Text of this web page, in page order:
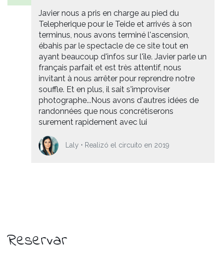
Javier nous a pris en charge au pied du
Telepherique pour le Teide et arrivés à son
terminus, nous avons terminé l'ascension,
ébahis par le spectacle de ce site tout en
ayant beaucoup d'infos sur l'île. Javier parle un
français parfait et est très attentif, nous
invitant à nous arrêter pour reprendre notre
souffle. Et en plus, il sait s'improviser
photographe...Nous avons d'autres idées de
randonnées que nous concrétiserons
surement rapidement avec lui
Laly • Realizó el circuito en 2019
Reservar